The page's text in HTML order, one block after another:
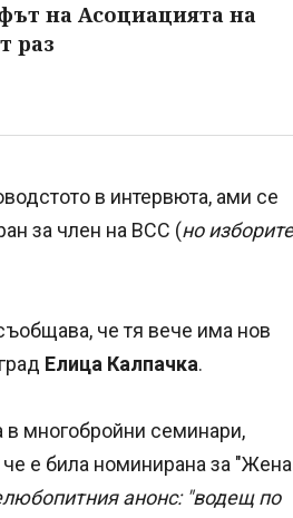
на Асоциацията на
раз
в интервюта, ами се
за член на ВСС (но изборите
че тя вече има нов
Елица Калпачка.
в многобройни семинари,
е била номинирана за "Жена
анонс: "водещ по